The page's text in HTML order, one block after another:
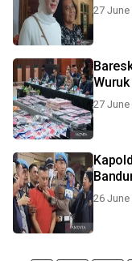
27 June
27 June
26 June